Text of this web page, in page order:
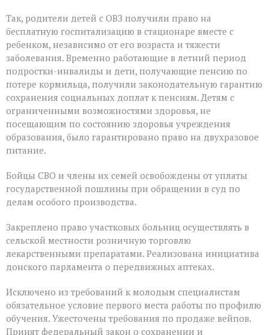
Так, родители детей с ОВЗ получили право на
бесплатную госпитализацию в стационаре вместе с
ребенком, независимо от его возраста и тяжести
заболевания. Временно работающие в летний период
подростки-инвалиды и дети, получающие пенсию по
потере кормильца, получили законодательную гарантию
сохранения социальных доплат к пенсиям. Детям с
ограниченными возможностями здоровья, не
посещающим по состоянию здоровья учреждения
образования, было гарантировано право на двухразовое
питание.
Бойцы СВО и члены их семей освобождены от уплаты
государственной пошлины при обращении в суд по
делам особого производства.
Закреплено право участковых больниц осуществлять в
сельской местности розничную торговлю
лекарственными препаратами. Реализована инициатива
донского парламента о передвижных аптеках.
Исключено из требований к молодым специалистам
обязательное условие первого места работы по профилю
обучения. Ужесточены требования по продаже вейпов.
Принят федеральный закон о сохранении и